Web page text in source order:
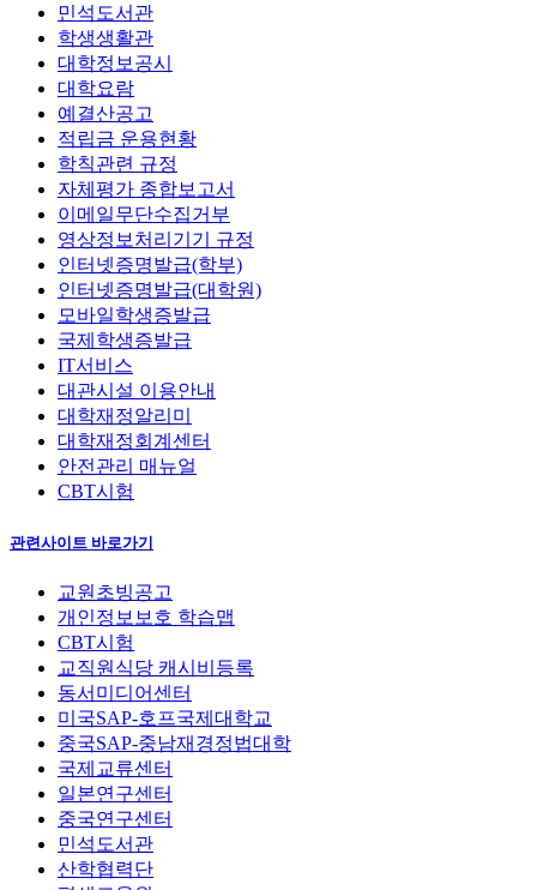
민석도서관
학생생활관
대학정보공시
대학요람
예결산공고
적립금 운용현황
학칙관련 규정
자체평가 종합보고서
이메일무단수집거부
영상정보처리기기 규정
인터넷증명발급(학부)
인터넷증명발급(대학원)
모바일학생증발급
국제학생증발급
IT서비스
대관시설 이용안내
대학재정알리미
대학재정회계센터
안전관리 매뉴얼
CBT시험
관련사이트 바로가기
교원초빙공고
개인정보보호 학습맵
CBT시험
교직원식당 캐시비등록
동서미디어센터
미국SAP-호프국제대학교
중국SAP-중남재경정법대학
국제교류센터
일본연구센터
중국연구센터
민석도서관
산학협력단